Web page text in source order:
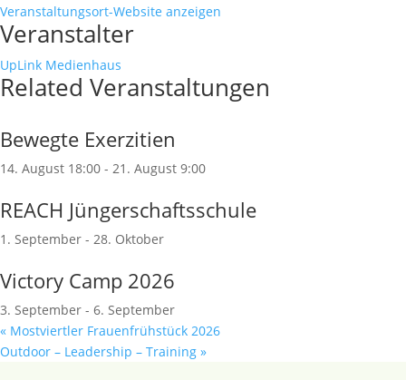
Veranstaltungsort-Website anzeigen
Veranstalter
UpLink Medienhaus
Related Veranstaltungen
Bewegte Exerzitien
14. August 18:00 - 21. August 9:00
REACH Jüngerschaftsschule
1. September - 28. Oktober
Victory Camp 2026
3. September - 6. September
« Mostviertler Frauenfrühstück 2026
Outdoor – Leadership – Training »